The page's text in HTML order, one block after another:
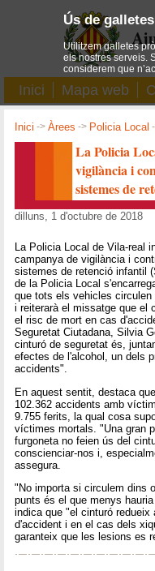
Inici Mapa web
Inici ->Àrees -> Policia Local
La Policia
vigilància i
sistemes de
dilluns, 1 d'octubre de 2018
La Policia Local de Vila-real
campanya de vigilància i
sistemes de retenció infantil
de la Policia Local
que tots els vehicles
i reiterarà el missatge que el
el risc de mort en cas
Seguretat Ciutadana, Silvia
cinturó de seguretat és,
efectes de l'alcohol, un dels
accidents".
En aquest sentit, destaca
102.362 accidents amb
9.755 ferits, la qual cosa
víctimes mortals. "Una gran
furgoneta no feien ús del
conscienciar-nos i,
assegura.
"No importa si circulem dins
punts és el que menys
indica que "el cinturó
d'accident i en el cas dels
garanteix que les lesions es
Ús de galletes
Utilitzem galletes
els nostres serveis.
considerem que